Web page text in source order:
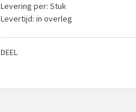
Levering per: Stuk
Levertijd: in overleg
DEEL